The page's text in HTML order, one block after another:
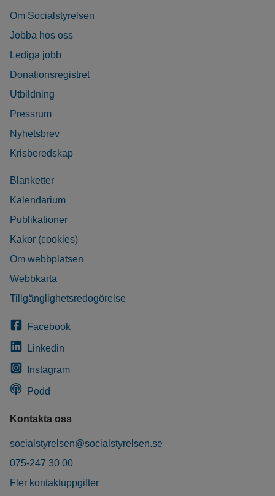
Om Socialstyrelsen
Jobba hos oss
Lediga jobb
Donationsregistret
Utbildning
Pressrum
Nyhetsbrev
Krisberedskap
Blanketter
Kalendarium
Publikationer
Kakor (cookies)
Om webbplatsen
Webbkarta
Tillgänglighetsredogörelse
Facebook
Linkedin
Instagram
Podd
Kontakta oss
socialstyrelsen@socialstyrelsen.se
075-247 30 00
Fler kontaktuppgifter